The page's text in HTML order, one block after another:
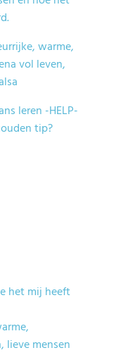
warme,
vol leven,
leren -HELP-
tip?
het mij heeft
lieve mensen